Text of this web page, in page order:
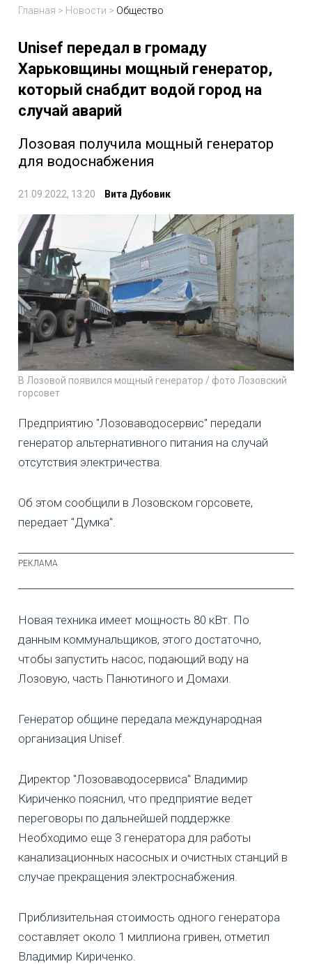
Главная > Новости > Общество
Unisef передал в громаду
Харьковщины мощный генератор,
который снабдит водой город на
случай аварий
Лозовая получила мощный генератор
для водоснабжения
21.09.2022, 13:20 Вита Дубовик
В Лозовой появился мощный генератор / фото Лозовский
горсовет
Предприятию "Лозоваводосервис" передали
генератор альтернативного питания на случай
отсутствия электричества.
Об этом сообщили в Лозовском горсовете,
передает "Думка".
Новая техника имеет мощность 80 кВт. По
данным коммунальщиков, этого достаточно,
чтобы запустить насос, подающий воду на
Лозовую, часть Панютиного и Домахи.
Генератор общине передала международная
организация Unisef.
Директор "Лозоваводосервиса" Владимир
Кириченко пояснил, что предприятие ведет
переговоры по дальнейшей поддержке.
Необходимо еще 3 генератора для работы
канализационных насосных и очистных станций в
случае прекращения электроснабжения.
Приблизительная стоимость одного генератора
составляет около 1 миллиона гривен, отметил
Владимир Кириченко.